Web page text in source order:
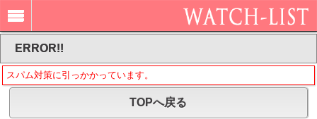
ERROR!!
スパム対策に引っかかっています。
TOPへ戻る